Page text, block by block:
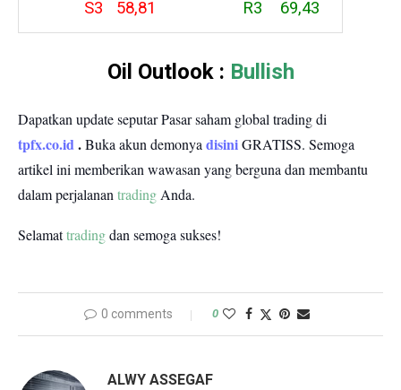
S3 58,81 R3 69,43
Oil Outlook : Bullish
Dapatkan update seputar Pasar saham global trading di
tpfx.co.id.Buka akun demonyadisiniGRATISS. Semoga
artikel ini memberikan wawasan yang berguna dan membantu
dalam perjalanantradingAnda.
Selamattradingdan semoga sukses!
0 comments 0
ALWY ASSEGAF